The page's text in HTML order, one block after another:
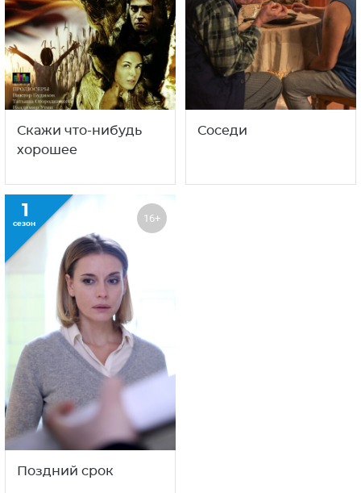
Скажи что-нибудь
хорошее
Соседи
1
сезон 16+
Поздний срок